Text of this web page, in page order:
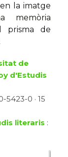
la imatge
memòria
prisma de
de
d'Estudis
5423-0 · 15
literaris :